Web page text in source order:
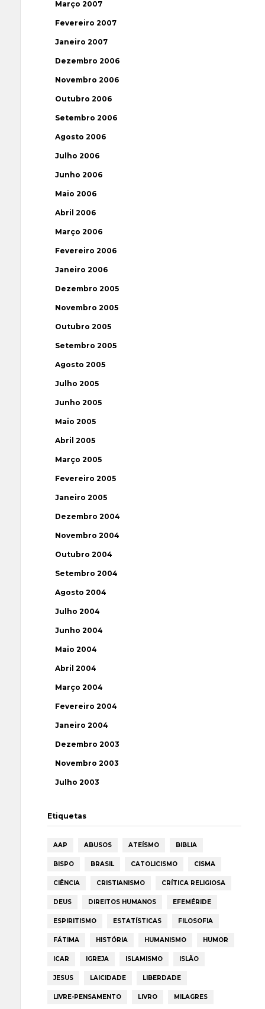
Março 2007
Fevereiro 2007
Janeiro 2007
Dezembro 2006
Novembro 2006
Outubro 2006
Setembro 2006
Agosto 2006
Julho 2006
Junho 2006
Maio 2006
Abril 2006
Março 2006
Fevereiro 2006
Janeiro 2006
Dezembro 2005
Novembro 2005
Outubro 2005
Setembro 2005
Agosto 2005
Julho 2005
Junho 2005
Maio 2005
Abril 2005
Março 2005
Fevereiro 2005
Janeiro 2005
Dezembro 2004
Novembro 2004
Outubro 2004
Setembro 2004
Agosto 2004
Julho 2004
Junho 2004
Maio 2004
Abril 2004
Março 2004
Fevereiro 2004
Janeiro 2004
Dezembro 2003
Novembro 2003
Julho 2003
Etiquetas
AAP ABUSOS ATEÍSMO BIBLIA
BISPO BRASIL CATOLICISMO CISMA
CIÊNCIA CRISTIANISMO CRÍTICA RELIGIOSA
DEUS DIREITOS HUMANOS EFEMÉRIDE
ESPIRITISMO ESTATÍSTICAS FILOSOFIA
FÁTIMA HISTÓRIA HUMANISMO HUMOR
ICAR IGREJA ISLAMISMO ISLÃO
JESUS LAICIDADE LIBERDADE
LIVRE-PENSAMENTO LIVRO MILAGRES